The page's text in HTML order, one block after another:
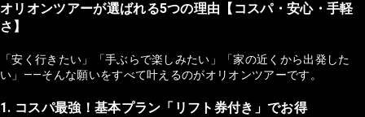
オリオンツアーが選ばれる5つの理由【コスパ・安心・手軽
さ】
「安く行きたい」「手ぶらで楽しみたい」「家の近くから出発した
い」——そんな願いをすべて叶えるのがオリオンツアーです。
1. コスパ最強！基本プラン「リフト券付き」でお得